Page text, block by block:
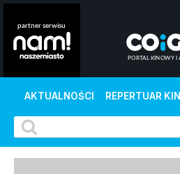
AKTUALNOŚCI REPERTUAR KIN